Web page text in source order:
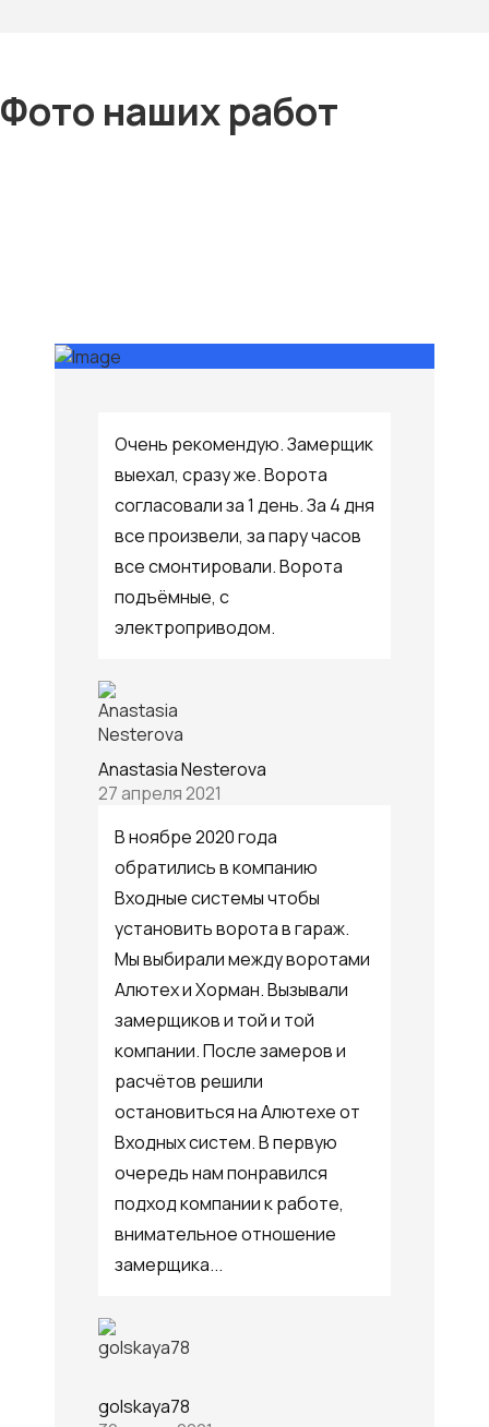
Фото наших работ
Очень рекомендую. Замерщик
выехал, сразу же. Ворота
согласовали за 1 день. За 4 дня
все произвели, за пару часов
все смонтировали. Ворота
подъёмные, с
электроприводом.
Anastasia Nesterova
27 апреля 2021
В ноябре 2020 года
обратились в компанию
Входные системы чтобы
установить ворота в гараж.
Мы выбирали между воротами
Алютех и Хорман. Вызывали
замерщиков и той и той
компании. После замеров и
расчётов решили
остановиться на Алютехе от
Входных систем. В первую
очередь нам понравился
подход компании к работе,
внимательное отношение
замерщика...
golskaya78